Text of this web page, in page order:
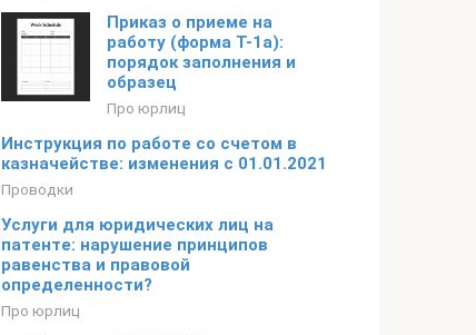
Приказ о приеме на
работу (форма Т-1а):
порядок заполнения и
образец
Про юрлиц
Инструкция по работе со счетом в
казначействе: изменения с 01.01.2021
Проводки
Услуги для юридических лиц на
патенте: нарушение принципов
равенства и правовой
определенности?
Про юрлиц